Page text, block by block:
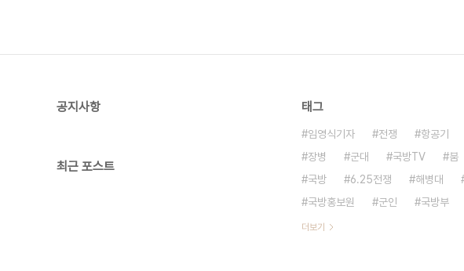
공지사항
최근 포스트
태그
임영식기자 전쟁 항공기
장병
군대 국방TV 붐
국방
6.25전쟁 해병대
국방홍보원
군인 국방부
더보기